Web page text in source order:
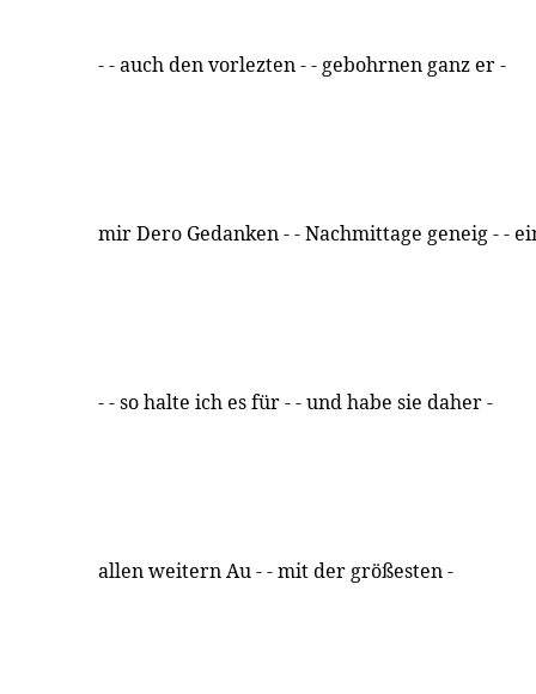
- - auch den vorlezten - - gebohrnen ganz er -
mir Dero Gedanken - - Nachmittage geneig - -
- - so halte ich es für - - und habe sie daher -
allen weitern Au - - mit der größesten -